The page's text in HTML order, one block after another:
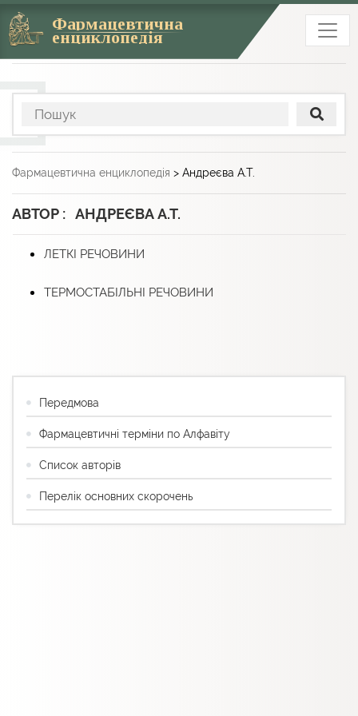
Фармацевтична
енциклопедія
Фармацевтична енциклопедія > Андреєва А.Т.
АВТОР : АНДРЕЄВА А.Т.
ЛЕТКІ РЕЧОВИНИ
ТЕРМОСТАБІЛЬНІ РЕЧОВИНИ
Передмова
Фармацевтичні терміни по Алфавіту
Список авторів
Перелік основних скорочень